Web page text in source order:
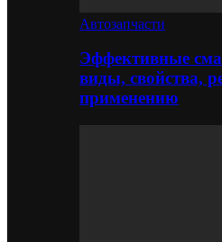
Автозапчасти
Эффективные
виды, свойства,
применению